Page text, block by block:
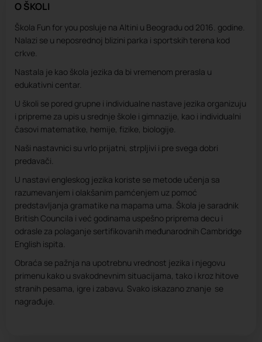
O ŠKOLI
Škola Fun for you posluje na Altini u Beogradu od 2016. godine.
Nalazi se u neposrednoj blizini parka i sportskih terena kod
crkve.
Nastala je kao škola jezika da bi vremenom prerasla u
edukativni centar.
U školi se pored grupne i individualne nastave jezika organizuju
i pripreme za upis u srednje škole i gimnazije, kao i individualni
časovi matematike, hemije, fizike, biologije.
Naši nastavnici su vrlo prijatni, strpljivi i pre svega dobri
predavači.
U nastavi engleskog jezika koriste se metode učenja sa
razumevanjem i olakšanim pamćenjem uz pomoć
predstavljanja gramatike na mapama uma. Škola je saradnik
British Councila i već godinama uspešno priprema decu i
odrasle za polaganje sertifikovanih međunarodnih Cambridge
English ispita.
Obraća se pažnja na upotrebnu vrednost jezika i njegovu
primenu kako u svakodnevnim situacijama, tako i kroz hitove
stranih pesama, igre i zabavu. Svako iskazano znanje se
nagrađuje.